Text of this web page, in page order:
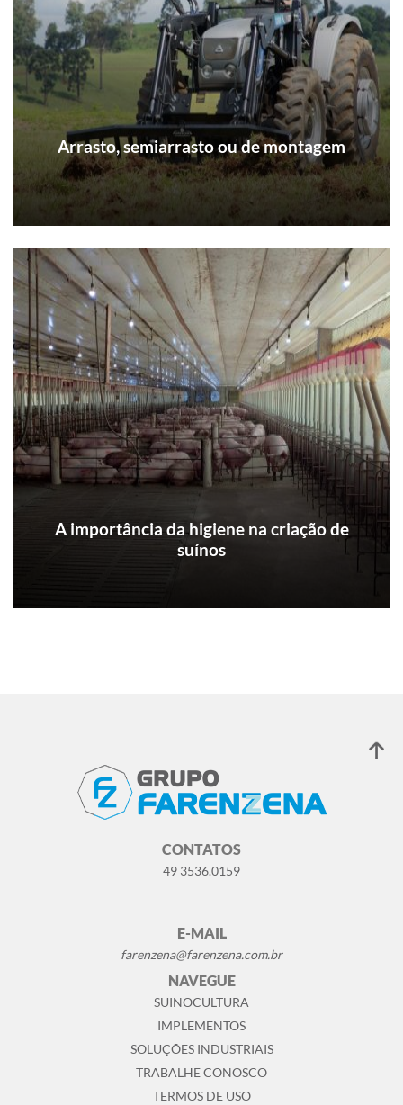
Arrasto, semiarrasto ou de montagem
agrícola específico, e cada implemento pode
ter diversas variações e tamanhos, de acordo
com a propriedade rural e o solo que se
pretende trabalhar.
A importância da higiene na criação de
suínos
CONTATOS
49 3536.0159
E-MAIL
farenzena@farenzena.com.br
NAVEGUE
SUINOCULTURA
IMPLEMENTOS
SOLUÇÕES INDUSTRIAIS
TRABALHE CONOSCO
TERMOS DE USO